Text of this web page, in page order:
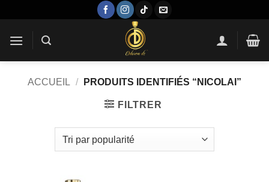
contenu
ACCUEIL / PRODUITS IDENTIFIÉS “NICOLAI”
FILTRER